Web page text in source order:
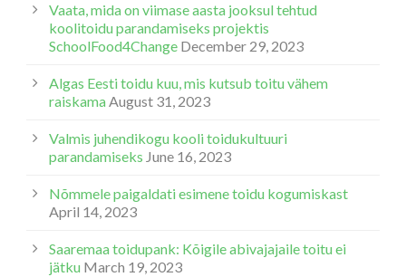
Vaata, mida on viimase aasta jooksul tehtud
koolitoidu parandamiseks projektis
SchoolFood4Change December 29, 2023
Algas Eesti toidu kuu, mis kutsub toitu vähem
raiskama August 31, 2023
Valmis juhendikogu kooli toidukultuuri
parandamiseks June 16, 2023
Nõmmele paigaldati esimene toidu kogumiskast
April 14, 2023
Saaremaa toidupank: Kõigile abivajajaile toitu ei
jätku March 19, 2023